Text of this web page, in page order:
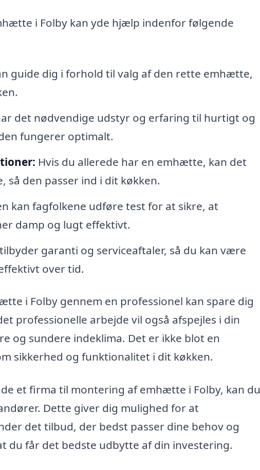
i Folby kan yde hjælp indenfor følgende
guide dig i forhold til valg af den rette emhætte,
det nødvendige udstyr og erfaring til hurtigt og
fungerer optimalt.
Hvis du allerede har en emhætte, kan det
den passer ind i dit køkken.
kan fagfolkene udføre test for at sikre, at
damp og lugt effektivt.
garanti og serviceaftaler, så du kan være
over tid.
i Folby gennem en professionel kan spare dig
professionelle arbejde vil også afspejles i din
og sundere indeklima. Det er ikke blot en
sikkerhed og funktionalitet i dit køkken.
et firma til montering af emhætte i Folby, kan du
Dette giver dig mulighed for at
det tilbud, der bedst passer dine behov og
du får det bedste udbytte af din investering.